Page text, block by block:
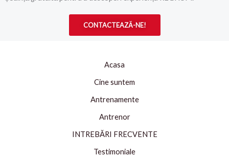
CONTACTEAZĂ-NE!
Acasa
Cine suntem
Antrenamente
Antrenor
INTREBĂRI FRECVENTE
Testimoniale